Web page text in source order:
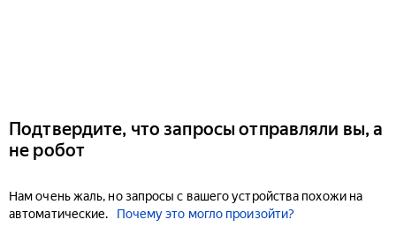
Подтвердите, что запросы отправляли вы, а
не робот
Нам очень жаль, но запросы с вашего устройства похожи на
автоматические.
Почему это могло произойти?